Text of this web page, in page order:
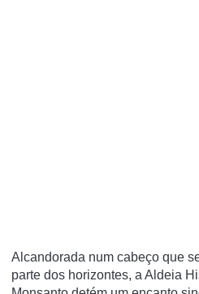
Alcandorada num cabeço que
parte dos horizontes, a Aldeia